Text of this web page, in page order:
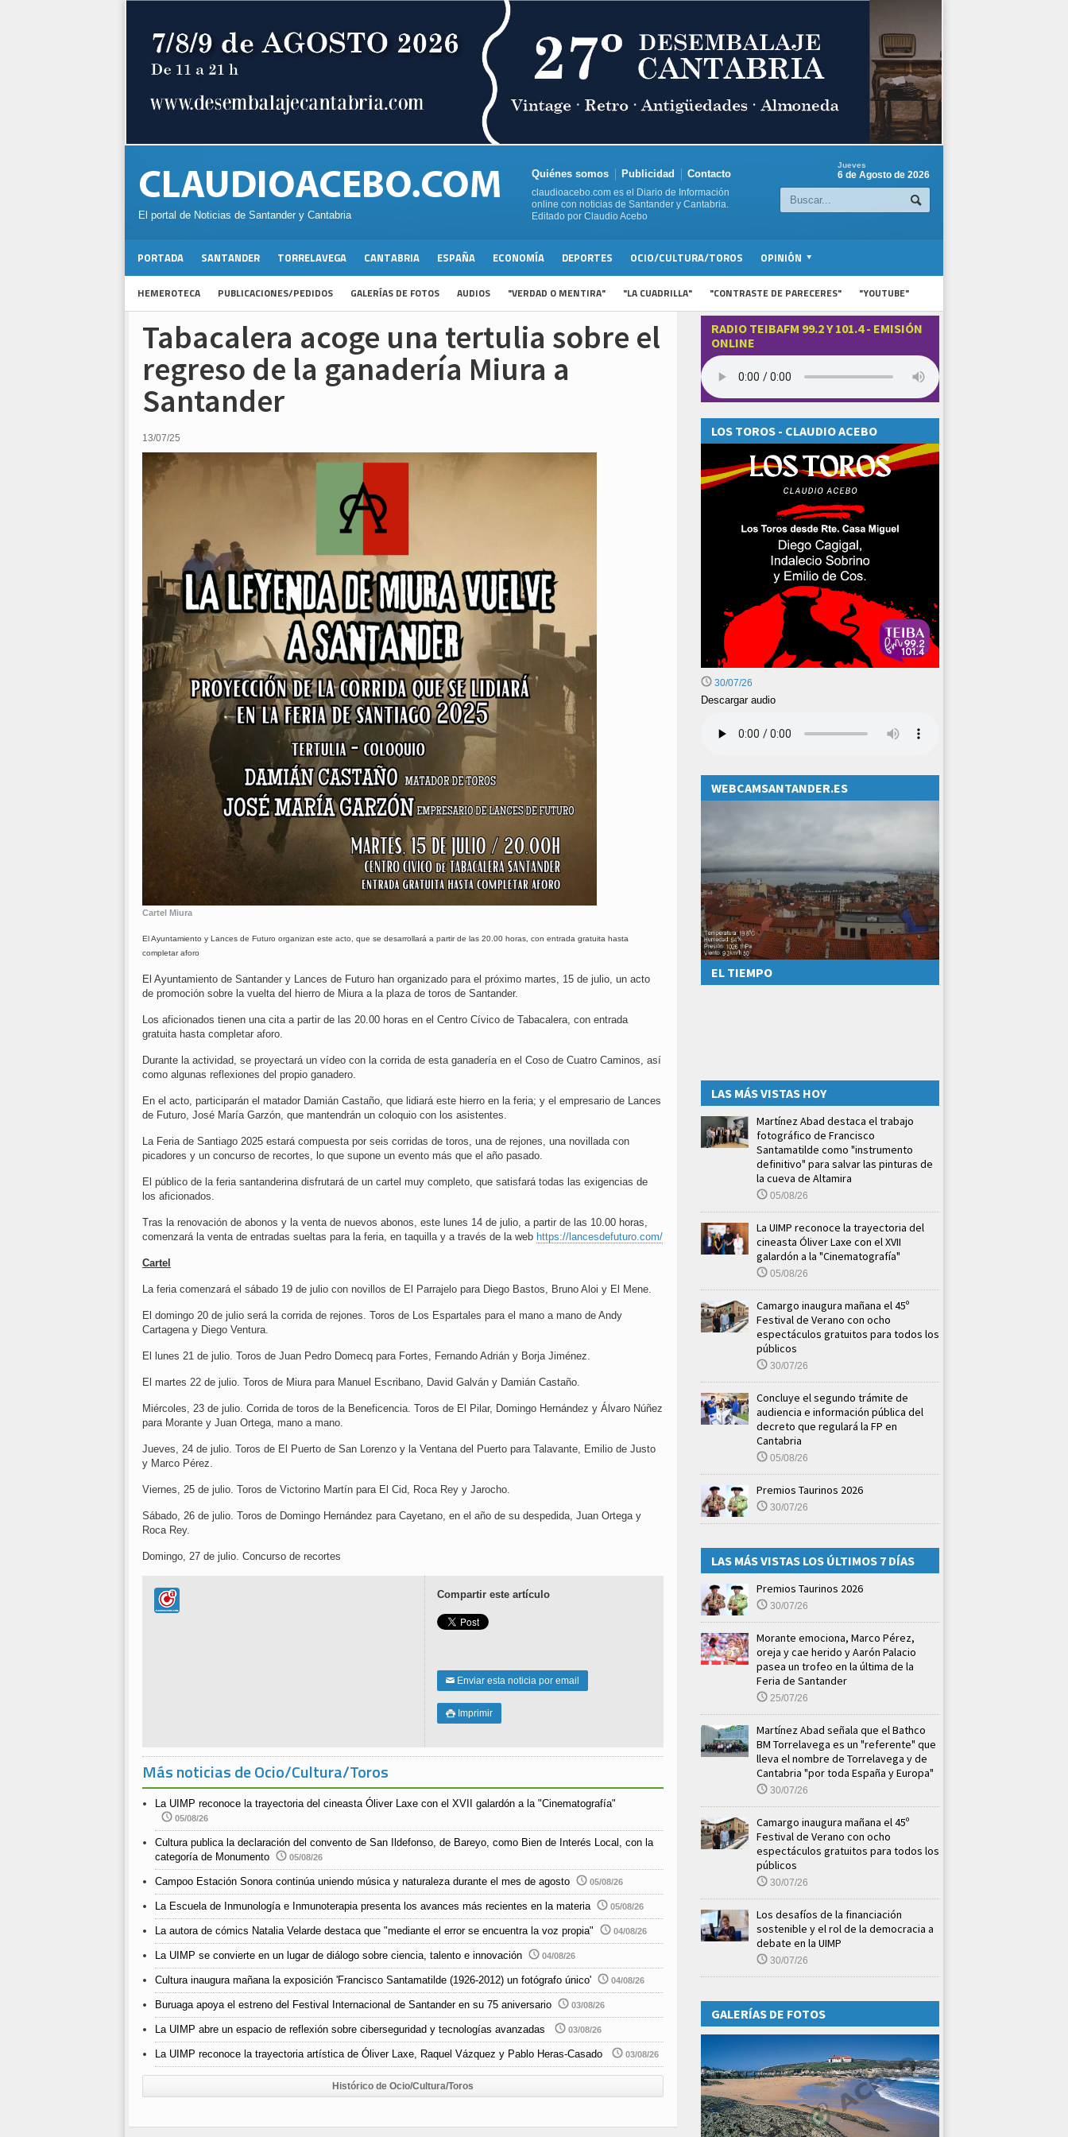
El portal de Noticias de Santander y Cantabria
Quiénes somos Publicidad Contacto
claudioacebo.com es el Diario de Información
online con noticias de Santander y Cantabria.
Editado por Claudio Acebo
Jueves
6 de Agosto de 2026
PORTADA SANTANDER TORRELAVEGA CANTABRIA ESPAÑA ECONOMÍA DEPORTES OCIO/CULTURA/TOROS OPINIÓN
HEMEROTECA PUBLICACIONES/PEDIDOS GALERÍAS DE FOTOS AUDIOS "VERDAD O MENTIRA" "LA CUADRILLA" "CONTRASTE DE PARECERES" "YOUTUBE"
Tabacalera acoge una tertulia sobre el
regreso de la ganadería Miura a
Santander
13/07/25
Cartel Miura
El Ayuntamiento y Lances de Futuro organizan este acto, que se desarrollará a partir de las 20.00 horas, con entrada gratuita hasta
completar aforo
El Ayuntamiento de Santander y Lances de Futuro han organizado para el próximo martes, 15 de julio, un acto
de promoción sobre la vuelta del hierro de Miura a la plaza de toros de Santander.
Los aficionados tienen una cita a partir de las 20.00 horas en el Centro Cívico de Tabacalera, con entrada
gratuita hasta completar aforo.
Durante la actividad, se proyectará un vídeo con la corrida de esta ganadería en el Coso de Cuatro Caminos, así
como algunas reflexiones del propio ganadero.
En el acto, participarán el matador Damián Castaño, que lidiará este hierro en la feria; y el empresario de Lances
de Futuro, José María Garzón, que mantendrán un coloquio con los asistentes.
La Feria de Santiago 2025 estará compuesta por seis corridas de toros, una de rejones, una novillada con
picadores y un concurso de recortes, lo que supone un evento más que el año pasado.
El público de la feria santanderina disfrutará de un cartel muy completo, que satisfará todas las exigencias de
los aficionados.
Tras la renovación de abonos y la venta de nuevos abonos, este lunes 14 de julio, a partir de las 10.00 horas,
comenzará la venta de entradas sueltas para la feria, en taquilla y a través de la web https://lancesdefuturo.com/
Cartel
La feria comenzará el sábado 19 de julio con novillos de El Parrajelo para Diego Bastos, Bruno Aloi y El Mene.
El domingo 20 de julio será la corrida de rejones. Toros de Los Espartales para el mano a mano de Andy
Cartagena y Diego Ventura.
El lunes 21 de julio. Toros de Juan Pedro Domecq para Fortes, Fernando Adrián y Borja Jiménez.
El martes 22 de julio. Toros de Miura para Manuel Escribano, David Galván y Damián Castaño.
Miércoles, 23 de julio. Corrida de toros de la Beneficencia. Toros de El Pilar, Domingo Hernández y Álvaro Núñez
para Morante y Juan Ortega, mano a mano.
Jueves, 24 de julio. Toros de El Puerto de San Lorenzo y la Ventana del Puerto para Talavante, Emilio de Justo
y Marco Pérez.
Viernes, 25 de julio. Toros de Victorino Martín para El Cid, Roca Rey y Jarocho.
Sábado, 26 de julio. Toros de Domingo Hernández para Cayetano, en el año de su despedida, Juan Ortega y
Roca Rey.
Domingo, 27 de julio. Concurso de recortes
Compartir este artículo
✉ Enviar esta noticia por email
 Imprimir
Más noticias de Ocio/Cultura/Toros
La UIMP reconoce la trayectoria del cineasta Óliver Laxe con el XVII galardón a la "Cinematografía"
05/08/26
Cultura publica la declaración del convento de San Ildefonso, de Bareyo, como Bien de Interés Local, con la
categoría de Monumento
05/08/26
Campoo Estación Sonora continúa uniendo música y naturaleza durante el mes de agosto 05/08/26
La Escuela de Inmunología e Inmunoterapia presenta los avances más recientes en la materia 05/08/26
La autora de cómics Natalia Velarde destaca que "mediante el error se encuentra la voz propia" 04/08/26
La UIMP se convierte en un lugar de diálogo sobre ciencia, talento e innovación 04/08/26
Cultura inaugura mañana la exposición 'Francisco Santamatilde (1926-2012) un fotógrafo único' 04/08/26
Buruaga apoya el estreno del Festival Internacional de Santander en su 75 aniversario 03/08/26
La UIMP abre un espacio de reflexión sobre ciberseguridad y tecnologías avanzadas 03/08/26
La UIMP reconoce la trayectoria artística de Óliver Laxe, Raquel Vázquez y Pablo Heras-Casado 03/08/26
Histórico de Ocio/Cultura/Toros
RADIO TEIBAFM 99.2 Y 101.4 - EMISIÓN
ONLINE
LOS TOROS - CLAUDIO ACEBO
30/07/26
Descargar audio
WEBCAMSANTANDER.ES
EL TIEMPO
LAS MÁS VISTAS HOY
Martínez Abad destaca el trabajo
fotográfico de Francisco
Santamatilde como "instrumento
definitivo" para salvar las pinturas de
la cueva de Altamira
05/08/26
La UIMP reconoce la trayectoria del
cineasta Óliver Laxe con el XVII
galardón a la "Cinematografía"
05/08/26
Camargo inaugura mañana el 45º
Festival de Verano con ocho
espectáculos gratuitos para todos los
públicos
30/07/26
Concluye el segundo trámite de
audiencia e información pública del
decreto que regulará la FP en
Cantabria
05/08/26
Premios Taurinos 2026
30/07/26
LAS MÁS VISTAS LOS ÚLTIMOS 7 DÍAS
Premios Taurinos 2026
30/07/26
Morante emociona, Marco Pérez,
oreja y cae herido y Aarón Palacio
pasea un trofeo en la última de la
Feria de Santander
25/07/26
Martínez Abad señala que el Bathco
BM Torrelavega es un "referente" que
lleva el nombre de Torrelavega y de
Cantabria "por toda España y Europa"
30/07/26
Camargo inaugura mañana el 45º
Festival de Verano con ocho
espectáculos gratuitos para todos los
públicos
30/07/26
Los desafíos de la financiación
sostenible y el rol de la democracia a
debate en la UIMP
30/07/26
GALERÍAS DE FOTOS